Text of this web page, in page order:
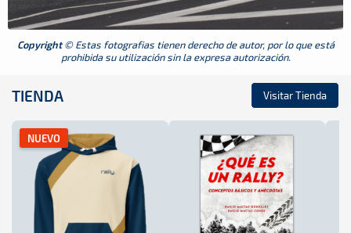
Copyright© Estas fotografias tienen derecho de autor, por lo que está
prohibida su utilización sin la expresa autorización.
TIENDA Visitar Tienda
NUEVO